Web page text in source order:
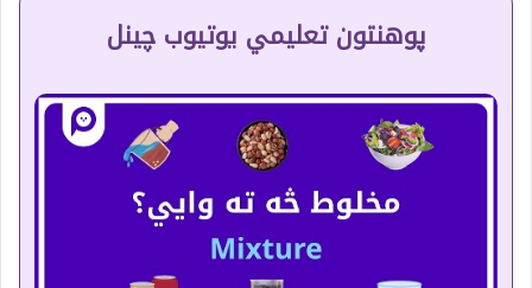
پوهنتون تعلیمي یوتیوب چینل